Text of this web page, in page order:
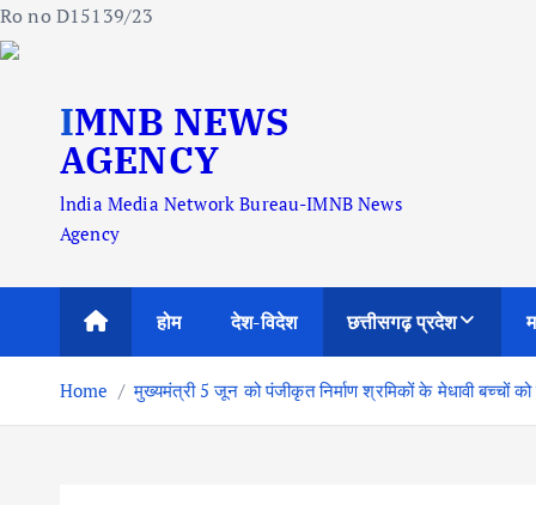
Ro no D15139/23
IMNB NEWS
AGENCY
lndia Media Network Bureau-IMNB News
Agency
होम देश-विदेश छत्तीसगढ़ प्रदेश
Home मुख्यमंत्री 5 जून को पंजीकृत निर्माण श्रमिकों के मेधावी बच्चों को